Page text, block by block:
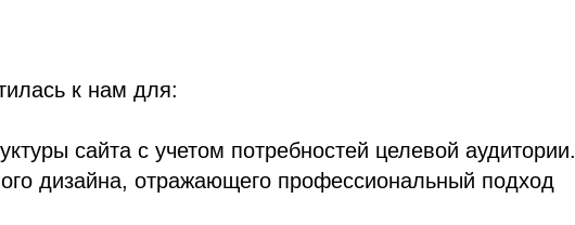
к нам для:
сайта с учетом потребностей целевой аудитории.
дизайна, отражающего профессиональный подход